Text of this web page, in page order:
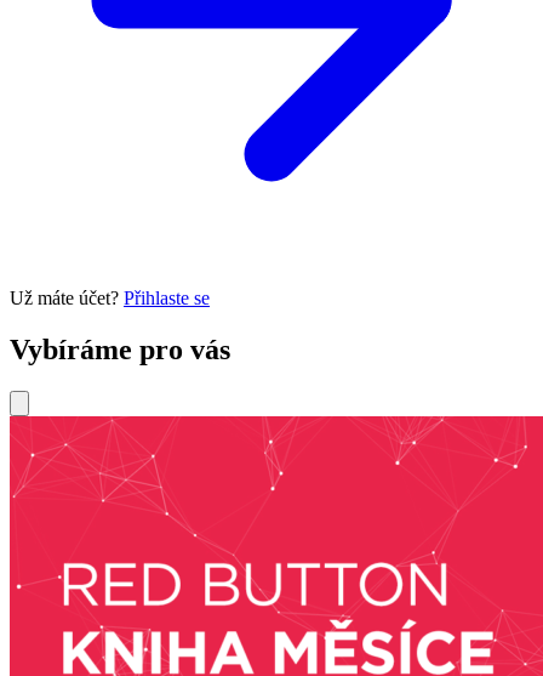
Už máte účet? Přihlaste se
Vybíráme pro vás